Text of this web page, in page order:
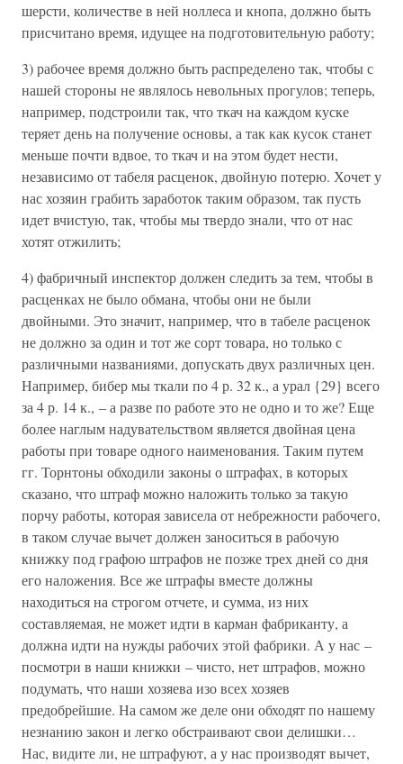
шерсти, количестве в ней ноллеса и кнопа, должно быть
присчитано время, идущее на подготовительную работу;
3) рабочее время должно быть распределено так, чтобы с
нашей стороны не являлось невольных прогулов; теперь,
например, подстроили так, что ткач на каждом куске
теряет день на получение основы, а так как кусок станет
меньше почти вдвое, то ткач и на этом будет нести,
независимо от табеля расценок, двойную потерю. Хочет у
нас хозяин грабить заработок таким образом, так пусть
идет вчистую, так, чтобы мы твердо знали, что от нас
хотят отжилить;
4) фабричный инспектор должен следить за тем, чтобы в
расценках не было обмана, чтобы они не были
двойными. Это значит, например, что в табеле расценок
не должно за один и тот же сорт товара, но только с
различными названиями, допускать двух различных цен.
Например, бибер мы ткали по 4 р. 32 к., а урал {29} всего
за 4 р. 14 к., – а разве по работе это не одно и то же? Еще
более наглым надувательством является двойная цена
работы при товаре одного наименования. Таким путем
гг. Торнтоны обходили законы о штрафах, в которых
сказано, что штраф можно наложить только за такую
порчу работы, которая зависела от небрежности рабочего,
в таком случае вычет должен заноситься в рабочую
книжку под графою штрафов не позже трех дней со дня
его наложения. Все же штрафы вместе должны
находиться на строгом отчете, и сумма, из них
составляемая, не может идти в карман фабриканту, а
должна идти на нужды рабочих этой фабрики. А у нас –
посмотри в наши книжки – чисто, нет штрафов, можно
подумать, что наши хозяева изо всех хозяев
предобрейшие. На самом же деле они обходят по нашему
незнанию закон и легко обстраивают свои делишки…
Нас, видите ли, не штрафуют, а у нас производят вычет,